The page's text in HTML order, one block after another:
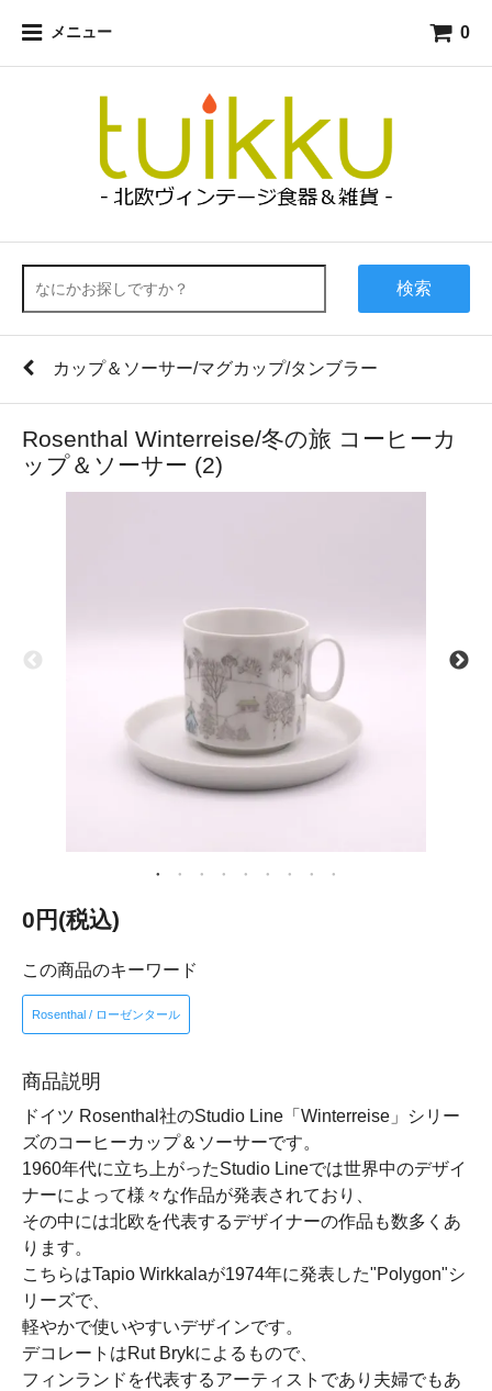
メニュー 0
検索
カップ＆ソーサー/マグカップ/タンブラー
Rosenthal Winterreise/冬の旅 コーヒーカ
ップ＆ソーサー (2)
0円(税込)
この商品のキーワード
Rosenthal / ローゼンタール
商品説明
ドイツ Rosenthal社のStudio Line「Winterreise」シリー
ズのコーヒーカップ＆ソーサーです。
1960年代に立ち上がったStudio Lineでは世界中のデザイ
ナーによって様々な作品が発表されており、
その中には北欧を代表するデザイナーの作品も数多くあ
ります。
こちらはTapio Wirkkalaが1974年に発表した"Polygon"シ
リーズで、
軽やかで使いやすいデザインです。
デコレートはRut Brykによるもので、
フィンランドを代表するアーティストであり夫婦でもあ